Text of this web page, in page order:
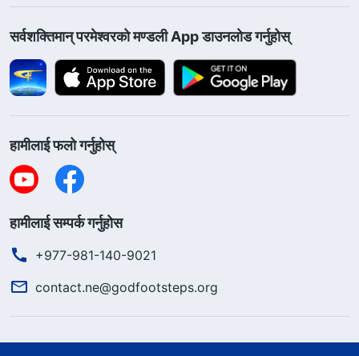
सर्वशक्तिमान्‌ परमेश्‍वरको मण्डली App डाउनलोड गर्नुहोस्
हामीलाई फलो गर्नुहोस्
हामीलाई सम्पर्क गर्नुहोस
+977-981-140-9021
contact.ne@godfootsteps.org